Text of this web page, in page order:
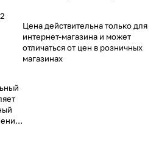
в
Цена действительна только для
интернет-магазина и может
отличаться от цен в розничных
магазинах